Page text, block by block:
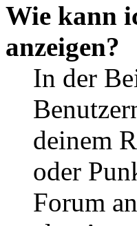
Wie kann
anzeigen?
In der
deinem
oder
Forum